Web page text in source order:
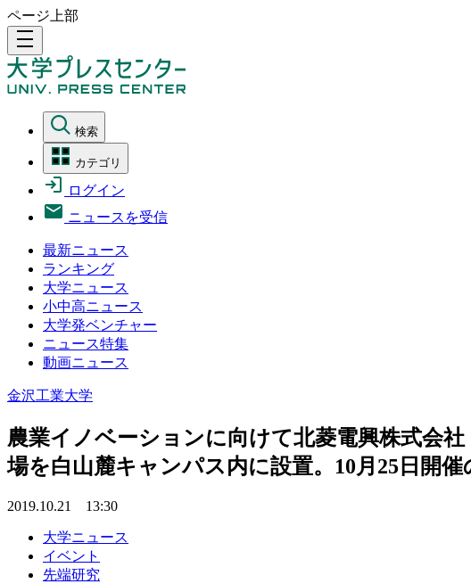
ページ上部
density_medium
検索
カテゴリ
ログイン
ニュースを受信
最新ニュース
ランキング
大学ニュース
小中高ニュース
大学発ベンチャー
ニュース特集
動画ニュース
金沢工業大学
農業イノベーションに向けて北菱電興株式会
場を白山麓キャンパス内に設置。10月25日開
2019.10.21 13:30
大学ニュース
イベント
先端研究